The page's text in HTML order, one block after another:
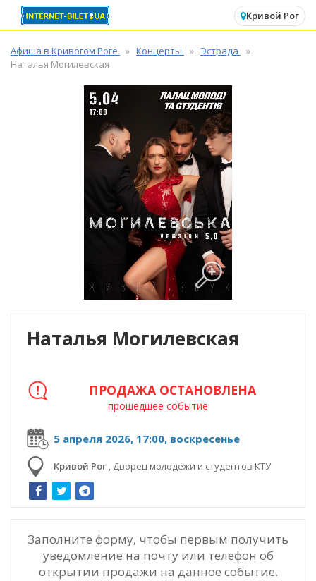
Кривой Рог
Афиша в Кривогом Роге Концерты
Эстрада
Наталья Могилевская
Наталья Могилевская
5 апреля 2026, 17:00, воскресенье
Кривой Рог , Дворец молодежи и студентов КТУ
ПРОДАЖА ОСТАНОВЛЕНА
прошедшее событие
Заполните форму, чтобы первым получить
уведомление на почту или телефон об
открытии продажи на данное событие.